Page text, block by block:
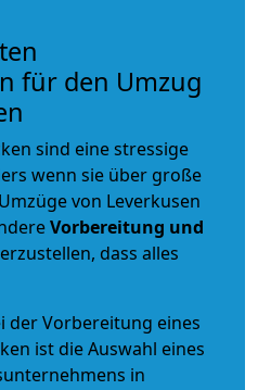
für den Umzug
sind eine stressige
wenn sie über große
von Leverkusen
Vorbereitung und
dass alles
der Vorbereitung eines
ist die Auswahl eines
in